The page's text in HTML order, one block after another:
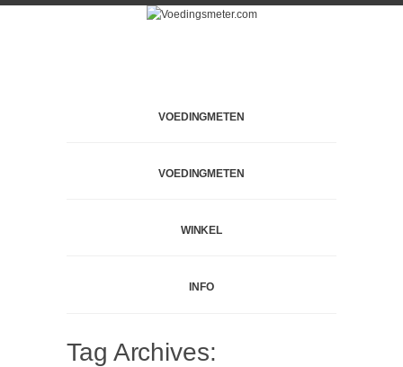
VOEDINGMETEN
VOEDINGMETEN
WINKEL
INFO
Tag Archives: